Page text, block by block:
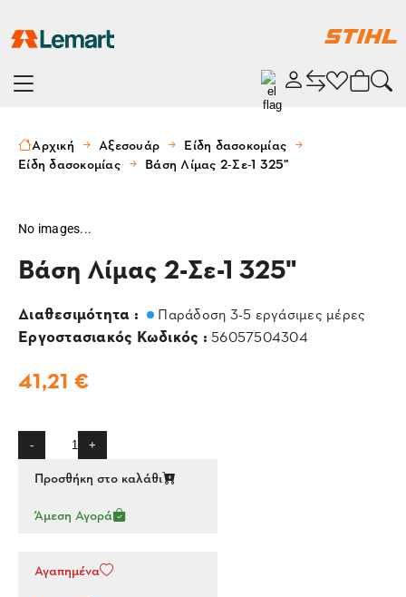
Αρχική Αξεσουάρ
Είδη δασοκομίας
Είδη δασοκομίας
Βάση Λίμας 2-Σε-1 325"
No images...
Βάση Λίμας 2-Σε-1 325"
Διαθεσιμότητα : Παράδοση 3-5 εργάσιμες μέρες
Εργοστασιακός Κωδικός : 56057504304
41,21 €
- +
Προσθήκη στο καλάθι
Άμεση Αγορά
Αγαπημένα